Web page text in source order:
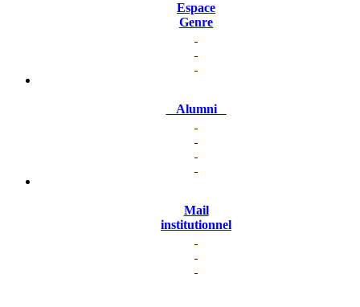
Espace
Genre
Alumni
Mail
institutionnel